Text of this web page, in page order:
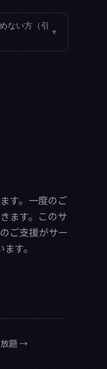
ない方（引
▾
す。一度のご
ます。このサ
ご支援がサー
す。
題→